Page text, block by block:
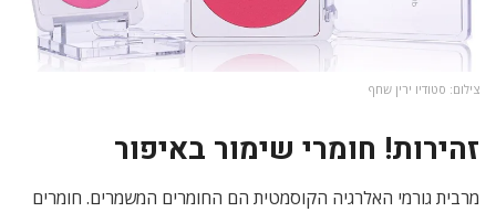
צילום: סטודיו ירין שחף
זהירות! חומרי שימור באיפור
מרבית גורמי האלרגיה הקוסמטית הם החומרים המשמרים. חומרים